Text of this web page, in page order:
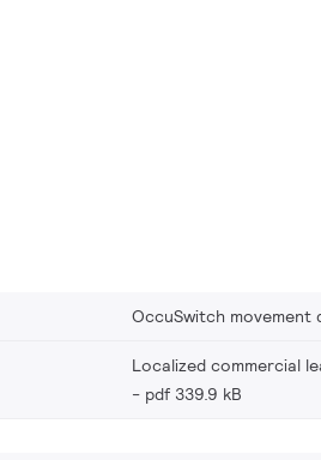
OccuSwitch
Localized commercial
pdf 339.9 kB